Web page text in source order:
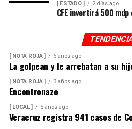
[ ESTADO ] 2 días ago
CFE invertirá 500 mdp
[ NOTA ROJA ] 6 años ago
La golpean y le arrebatan a su
[ NOTA ROJA ] 3 años ago
Encontronazo
[ LOCAL ] 5 años ago
Veracruz registra 941 casos de